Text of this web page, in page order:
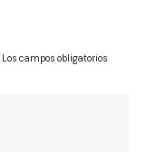
Los campos obligatorios